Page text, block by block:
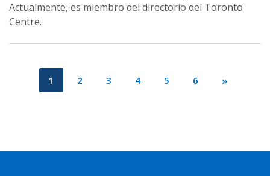
Actualmente, es miembro del directorio del Toronto
Centre.
1 2 3 4 5 6 »Previous